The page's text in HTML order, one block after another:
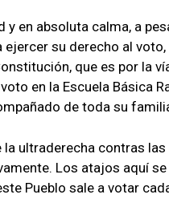
en absoluta calma, a
su derecho al
que es por la
en la Escuela Básica
de toda su
ultraderecha contras
Los atajos aquí
Pueblo sale a votar